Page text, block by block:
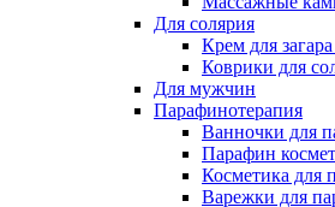
Для солярия
Крем для
Коврики для
Для мужчин
Парафинотерапия
Ванночки для
Парафин
Косметика для
Варежки для